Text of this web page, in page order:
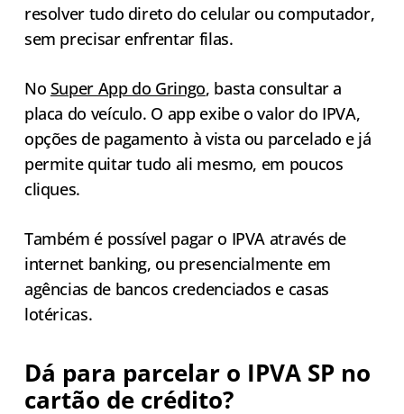
resolver tudo direto do celular ou computador,
sem precisar enfrentar filas.
No Super App do Gringo, basta consultar a
placa do veículo. O app exibe o valor do IPVA,
opções de pagamento à vista ou parcelado e já
permite quitar tudo ali mesmo, em poucos
cliques.
Também é possível pagar o IPVA através de
internet banking, ou presencialmente em
agências de bancos credenciados e casas
lotéricas.
Dá para parcelar o IPVA SP no
cartão de crédito?